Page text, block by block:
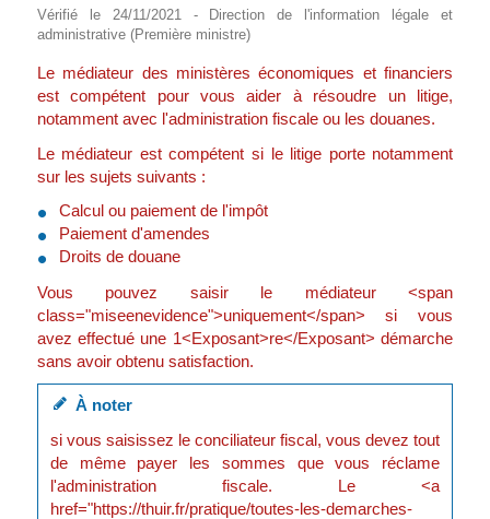
Vérifié le 24/11/2021 - Direction de l'information légale et
administrative (Première ministre)
Le médiateur des ministères économiques et financiers
est compétent pour vous aider à résoudre un litige,
notamment avec l'administration fiscale ou les douanes.
Le médiateur est compétent si le litige porte notamment
sur les sujets suivants :
Calcul ou paiement de l'impôt
Paiement d'amendes
Droits de douane
Vous pouvez saisir le médiateur <span
class="miseenevidence">uniquement</span> si vous
avez effectué une 1<Exposant>re</Exposant> démarche
sans avoir obtenu satisfaction.
À noter
si vous saisissez le conciliateur fiscal, vous devez tout
de même payer les sommes que vous réclame
l'administration fiscale. Le <a
href="https://thuir.fr/pratique/toutes-les-demarches-